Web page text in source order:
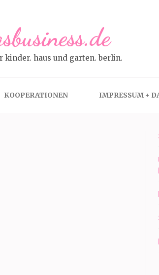
kinder. haus und garten. berlin.
KOOPERATIONEN IMPRESSUM +